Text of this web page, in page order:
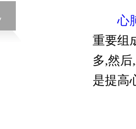
心
重要组
多,然
是提高